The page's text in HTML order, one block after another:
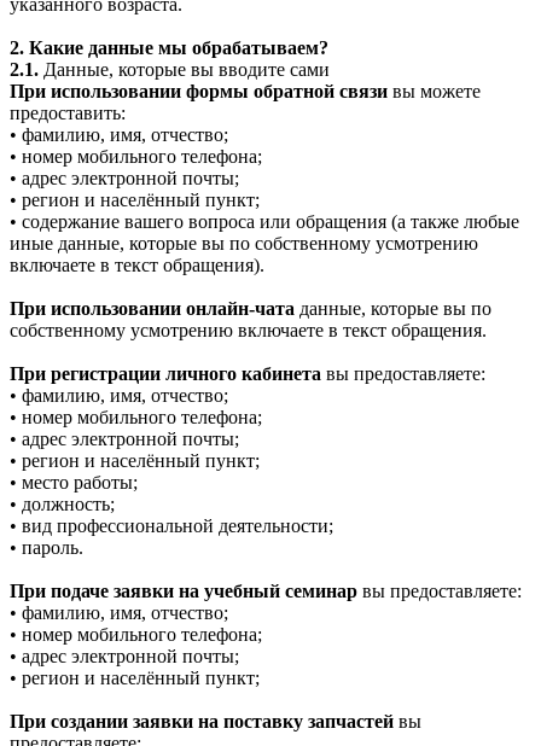
указанного возраста.
2. Какие данные мы обрабатываем?
2.1. Данные, которые вы вводите сами
При использовании формы обратной связи вы можете
предоставить:
• фамилию, имя, отчество;
• номер мобильного телефона;
• адрес электронной почты;
• регион и населённый пункт;
• содержание вашего вопроса или обращения (а также любые
иные данные, которые вы по собственному усмотрению
включаете в текст обращения).
При использовании онлайн-чата данные, которые вы по
собственному усмотрению включаете в текст обращения.
При регистрации личного кабинета вы предоставляете:
• фамилию, имя, отчество;
• номер мобильного телефона;
• адрес электронной почты;
• регион и населённый пункт;
• место работы;
• должность;
• вид профессиональной деятельности;
• пароль.
При подаче заявки на учебный семинар вы предоставляете:
• фамилию, имя, отчество;
• номер мобильного телефона;
• адрес электронной почты;
• регион и населённый пункт;
При создании заявки на поставку запчастей вы